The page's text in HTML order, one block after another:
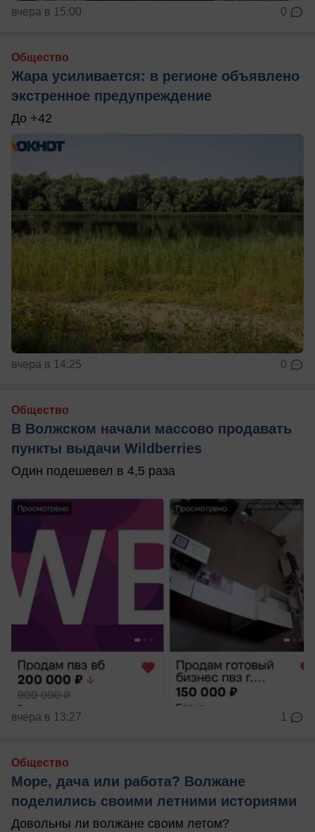
вчера в 15:00 0
Общество
Жара усиливается: в регионе объявлено
экстренное предупреждение
До +42
вчера в 14:25 0
Общество
В Волжском начали массово продавать
пункты выдачи Wildberries
Один подешевел в 4,5 раза
вчера в 13:27 1
Общество
Море, дача или работа? Волжане
поделились своими летними историями
Довольны ли волжане своим летом?